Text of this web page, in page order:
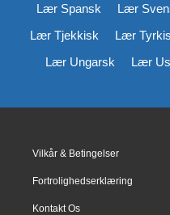
Lær Spansk
Lær
Lær Tjekkisk
Lær
Lær Ungarsk
Lær
Vilkår & Betingelser
Fortrolighedserklæring
Kontakt Os